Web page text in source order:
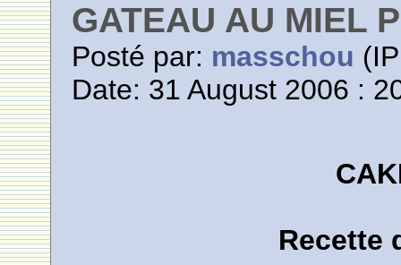
GATEAU AU MIEL
Posté par: masschou
Date: 31 August 2006 :
Recette